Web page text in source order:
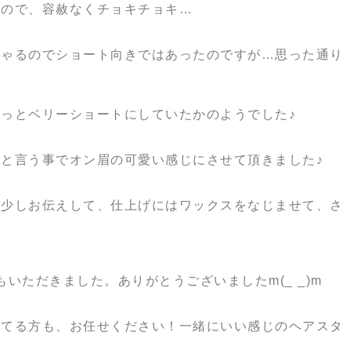
で、容赦なくチョキチョキ…
るのでショート向きではあったのですが…思った通り
とベリーショートにしていたかのようでした♪
言う事でオン眉の可愛い感じにさせて頂きました♪
しお伝えして、仕上げにはワックスをなじませて、さ
いただきました。ありがとうございましたm(_ _)m
る方も、お任せください！一緒にいい感じのヘアスタ